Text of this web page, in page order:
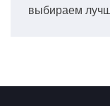
выбираем